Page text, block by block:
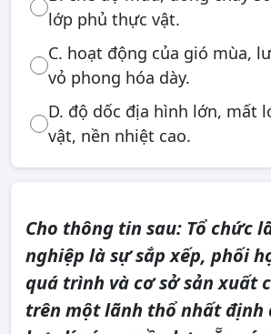
lớp phủ thực vật.
C. hoạt động của gió mùa,
vỏ phong hóa dày.
D. độ dốc địa hình lớn, mất
vật, nền nhiệt cao.
Cho thông tin sau: Tổ chức
nghiệp là sự sắp xếp, phối
quá trình và cơ sở sản xuất
trên một lãnh thổ nhất định